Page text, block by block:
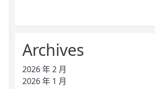
Archives
2026 年 2 月
2026 年 1 月